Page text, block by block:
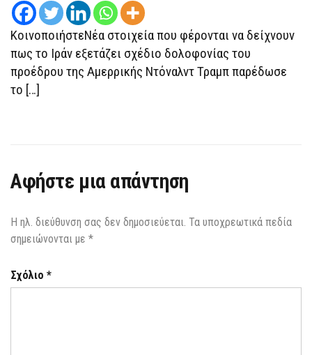
ΙΡΑΝΙΚΌ
ΣΧΈΔΙΟ
ΔΟΛΟΦΟΝΊΑΣ
ΤΟΥ
ΝΤΌΝΑΛΝΤ
ΤΡΑΜΠ
ΚοινοποιήστεΝέα στοιχεία που φέρονται να δείχνουν
πως το Ιράν εξετάζει σχέδιο δολοφονίας του
προέδρου της Αμερρικής Ντόναλντ Τραμπ παρέδωσε
το […]
Αφήστε μια απάντηση
Η ηλ. διεύθυνση σας δεν δημοσιεύεται. Τα υποχρεωτικά πεδία
σημειώνονται με *
Σχόλιο *